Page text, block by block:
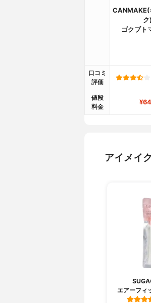
CANMAKE(
ク)
ゴクブト
口コミ
評価
値段
料金
アイメイ
エアーフィ